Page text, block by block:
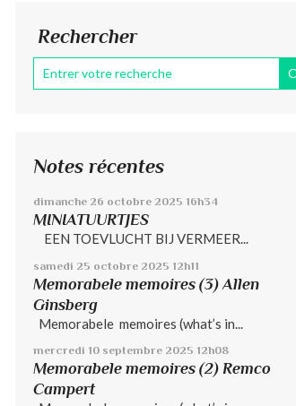
Rechercher
Notes récentes
dimanche 26 octobre 2025 16h34
MINIATUURTJES
EEN TOEVLUCHT BIJ VERMEER...
samedi 25 octobre 2025 12h11
Memorabele memoires (3) Allen
Ginsberg
Memorabele memoires (what’s in...
mercredi 10 septembre 2025 12h08
Memorabele memoires (2) Remco
Campert